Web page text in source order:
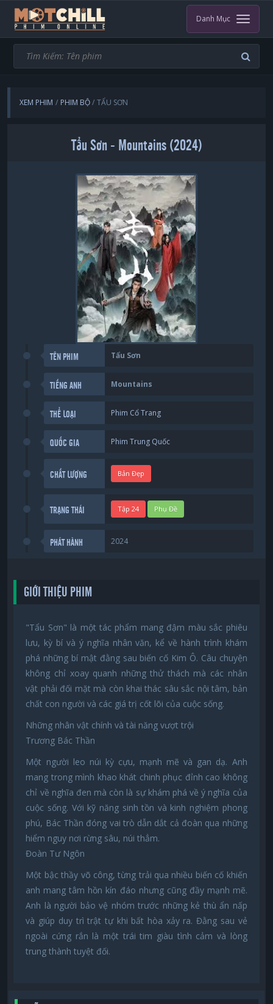
Danh Mục
XEM PHIM PHIM BỘ TẨU SƠN
Tẩu Sơn - Mountains (2024)
TÊN PHIM Tẩu Sơn
TIẾNG ANH Mountains
THỂ LOẠI Phim Cổ Trang
QUỐC GIA Phim Trung Quốc
CHẤT LƯỢNG Bản Đẹp
TRẠNG THÁI Tập 24 Phụ Đề
PHÁT HÀNH 2024
GIỚI THIỆU PHIM
"Tẩu Sơn" là một tác phẩm mang đậm màu sắc phiêu
lưu, kỳ bí và ý nghĩa nhân văn, kể về hành trình khám
phá những bí mật đằng sau biến cố Kim Ô. Câu chuyện
không chỉ xoay quanh những thử thách mà các nhân
vật phải đối mặt mà còn khai thác sâu sắc nội tâm, bản
chất con người và các giá trị cốt lõi của cuộc sống.
Những nhân vật chính và tài năng vượt trội
Trương Bác Thần
Một người leo núi kỳ cựu, mạnh mẽ và gan dạ. Anh
mang trong mình khao khát chinh phục đỉnh cao không
chỉ về nghĩa đen mà còn là sự khám phá về ý nghĩa của
cuộc sống. Với kỹ năng sinh tồn và kinh nghiệm phong
phú, Bác Thần đóng vai trò dẫn dắt cả đoàn qua những
hiểm nguy nơi rừng sâu, núi thẳm.
Đoàn Tư Ngôn
Một bậc thầy võ công, từng trải qua nhiều biến cố khiến
anh mang tâm hồn kín đáo nhưng cũng đầy mạnh mẽ.
Anh là người bảo vệ nhóm trước những kẻ thù ẩn nấp
và giúp duy trì trật tự khi bất hòa xảy ra. Đằng sau vẻ
ngoài cứng rắn là một trái tim giàu tình cảm và lòng
trung thành tuyệt đối.